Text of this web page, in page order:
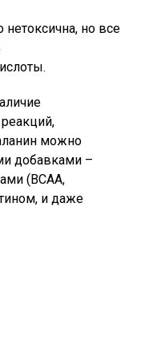
но все
можно
добавками –
(BCAA,
и даже